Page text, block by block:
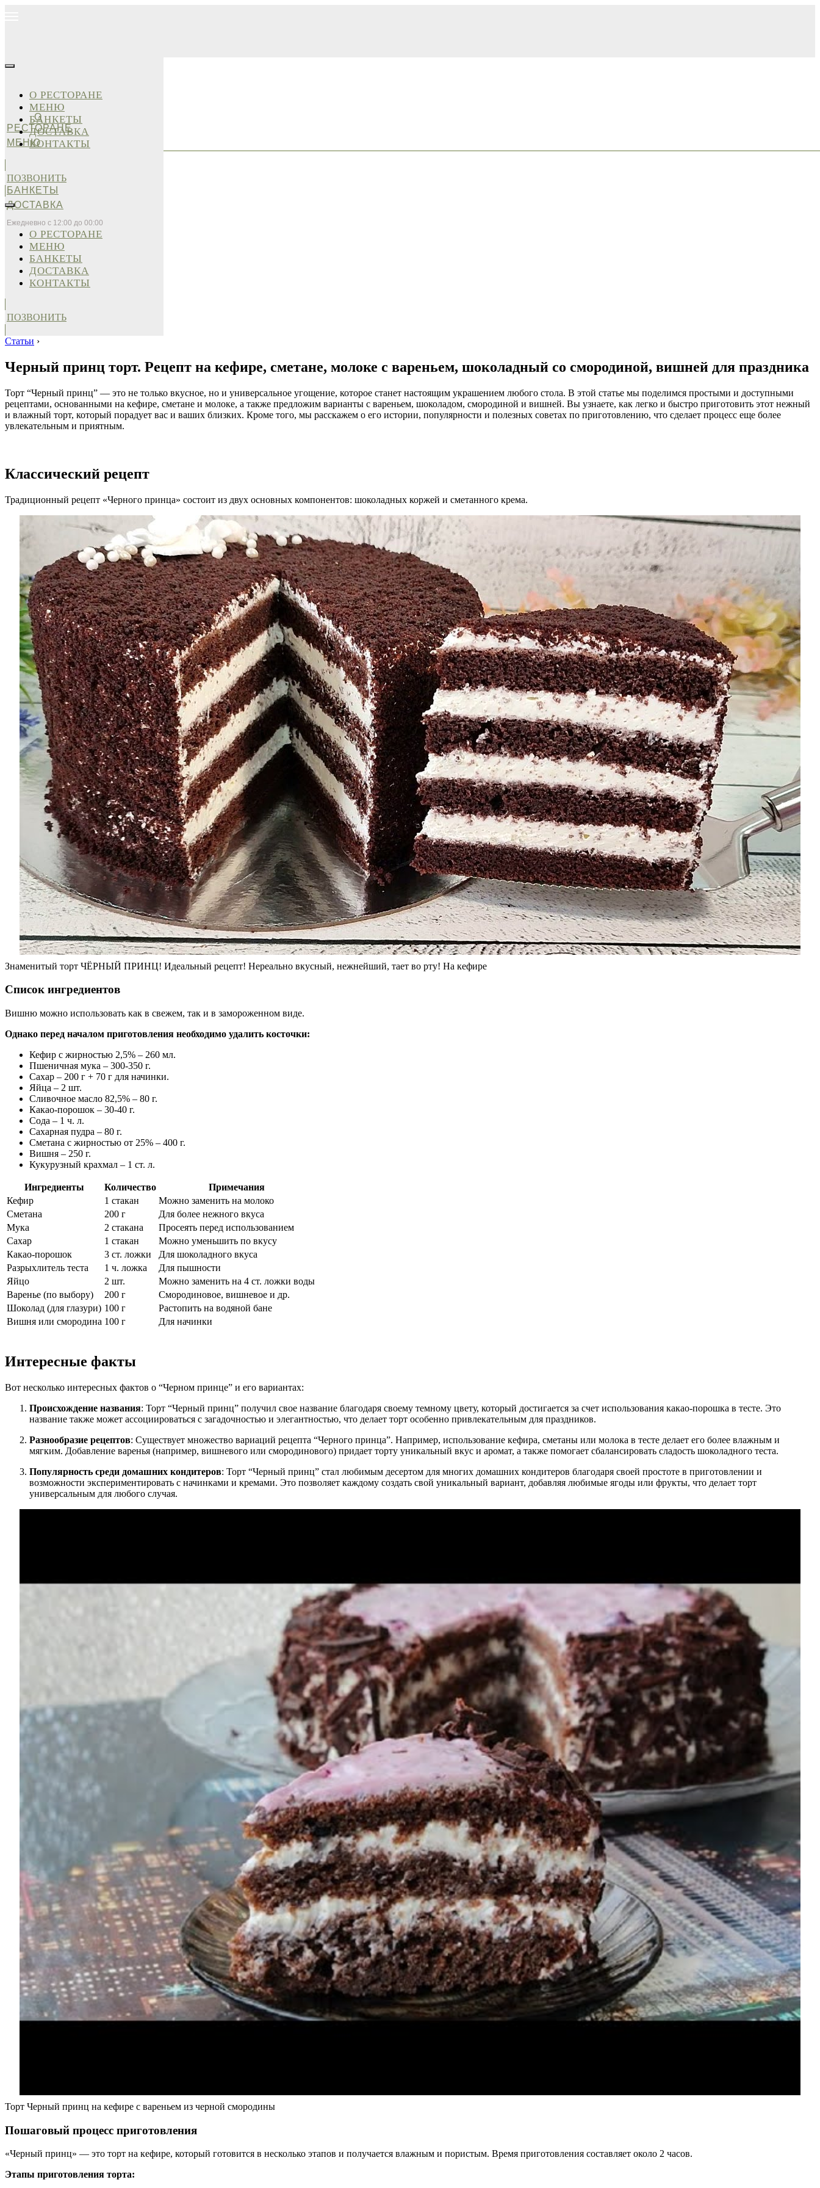
О
РЕСТОРАНЕ
МЕНЮ
БАНКЕТЫ
ДОСТАВКА
Ежедневно с 12:00 до 00:00
О РЕСТОРАНЕ
МЕНЮ
БАНКЕТЫ
ДОСТАВКА
КОНТАКТЫ
ПОЗВОНИТЬ
О РЕСТОРАНЕ
МЕНЮ
БАНКЕТЫ
ДОСТАВКА
КОНТАКТЫ
ПОЗВОНИТЬ
Статьи ›
Черный принц торт. Рецепт на кефире, сметане, молоке с вареньем, шоколадный со смородиной, вишней для праздника
Торт “Черный принц” — это не только вкусное, но и универсальное угощение, которое станет настоящим украшением любого стола. В этой статье мы поделимся простыми и доступными
рецептами, основанными на кефире, сметане и молоке, а также предложим варианты с вареньем, шоколадом, смородиной и вишней. Вы узнаете, как легко и быстро приготовить этот нежный
и влажный торт, который порадует вас и ваших близких. Кроме того, мы расскажем о его истории, популярности и полезных советах по приготовлению, что сделает процесс еще более
увлекательным и приятным.
Классический рецепт
Традиционный рецепт «Черного принца» состоит из двух основных компонентов: шоколадных коржей и сметанного крема.
Знаменитый торт ЧЁРНЫЙ ПРИНЦ! Идеальный рецепт! Нереально вкусный, нежнейший, тает во рту! На кефире
Список ингредиентов
Вишню можно использовать как в свежем, так и в замороженном виде.
Однако перед началом приготовления необходимо удалить косточки:
Кефир с жирностью 2,5% – 260 мл.
Пшеничная мука – 300-350 г.
Сахар – 200 г + 70 г для начинки.
Яйца – 2 шт.
Сливочное масло 82,5% – 80 г.
Какао-порошок – 30-40 г.
Сода – 1 ч. л.
Сахарная пудра – 80 г.
Сметана с жирностью от 25% – 400 г.
Вишня – 250 г.
Кукурузный крахмал – 1 ст. л.
Ингредиенты Количество
Примечания
Кефир
1 стакан
Можно заменить на молоко
Сметана
200 г
Для более нежного вкуса
Мука
2 стакана
Просеять перед использованием
Сахар
1 стакан
Можно уменьшить по вкусу
Какао-порошок
3 ст. ложки
Для шоколадного вкуса
Разрыхлитель теста
1 ч. ложка
Для пышности
Яйцо
2 шт.
Можно заменить на 4 ст. ложки воды
Варенье (по выбору)
200 г
Смородиновое, вишневое и др.
Шоколад (для глазури) 100 г
Растопить на водяной бане
Вишня или смородина 100 г Для начинки
Интересные факты
Вот несколько интересных фактов о “Черном принце” и его вариантах:
Происхождение названия: Торт “Черный принц” получил свое название благодаря своему темному цвету, который достигается за счет использования какао-порошка в тесте. Это
название также может ассоциироваться с загадочностью и элегантностью, что делает торт особенно привлекательным для праздников.
Разнообразие рецептов: Существует множество вариаций рецепта “Черного принца”. Например, использование кефира, сметаны или молока в тесте делает его более влажным и
мягким. Добавление варенья (например, вишневого или смородинового) придает торту уникальный вкус и аромат, а также помогает сбалансировать сладость шоколадного теста.
Популярность среди домашних кондитеров: Торт “Черный принц” стал любимым десертом для многих домашних кондитеров благодаря своей простоте в приготовлении и
возможности экспериментировать с начинками и кремами. Это позволяет каждому создать свой уникальный вариант, добавляя любимые ягоды или фрукты, что делает торт
универсальным для любого случая.
Торт Черный принц на кефире с вареньем из черной смородины
Пошаговый процесс приготовления
«Черный принц» — это торт на кефире, который готовится в несколько этапов и получается влажным и пористым. Время приготовления составляет около 2 часов.
Этапы приготовления торта: